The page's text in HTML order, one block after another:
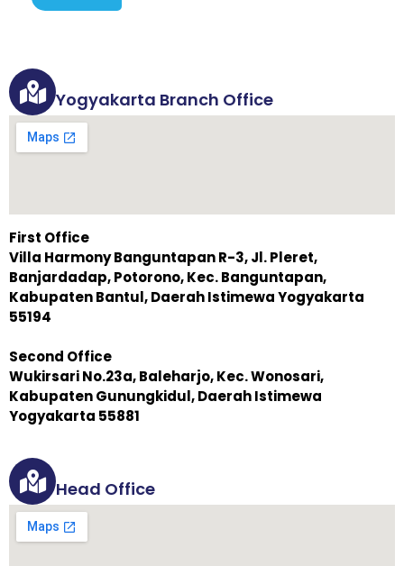
Yogyakarta Branch Office
First Office
Villa Harmony Banguntapan R-3, Jl. Pleret,
Banjardadap, Potorono, Kec. Banguntapan,
Kabupaten Bantul, Daerah Istimewa Yogyakarta
55194
Second Office
Wukirsari No.23a, Baleharjo, Kec. Wonosari,
Kabupaten Gunungkidul, Daerah Istimewa
Yogyakarta 55881
Head Office